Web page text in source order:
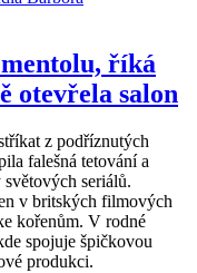
říká
otevřela salon
z podříznutých
falešná tetování a
seriálů.
v britských filmových
kořenům. V rodné
spojuje špičkovou
produkci.